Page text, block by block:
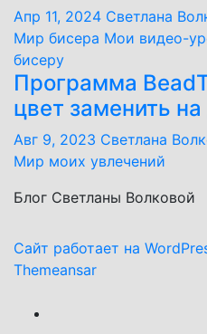
Апр 11, 2024 Светлана
Мир бисера Мои видео-
бисеру
Программа
цвет заменить на
Авг 9, 2023 Светлана
Мир моих увлечений
Блог Светланы Волковой
Сайт работает на
Themeansar